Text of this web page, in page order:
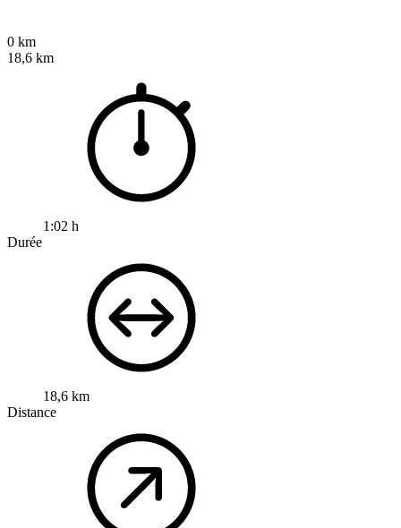
0 km
18,6 km
1:02 h
Durée
18,6 km
Distance